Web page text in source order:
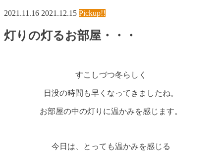
2021.11.16 2021.12.15 Pickup!!
灯りの灯るお部屋・・・
すこしづつ冬らしく
日没の時間も早くなってきましたね。
お部屋の中の灯りに温かみを感じます。
今日は、とっても温かみを感じる